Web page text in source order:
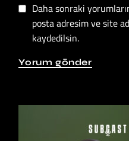
Daha sonraki
posta adresim ve site
kaydedilsin.
Yorum gönder